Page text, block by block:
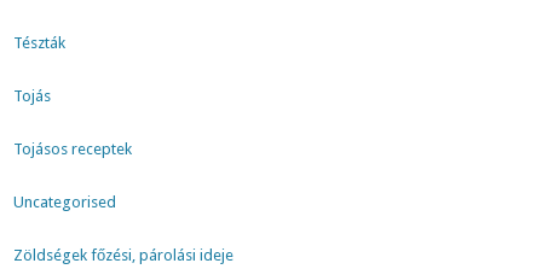
Tészták
Tojás
Tojásos receptek
Uncategorised
Zöldségek főzési, párolási ideje